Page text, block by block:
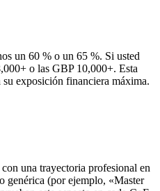
un 60 % o un 65 %. Si usted
o las GBP 10,000+. Esta
su exposición financiera máxima.
una trayectoria profesional en
genérica (por ejemplo, «Master